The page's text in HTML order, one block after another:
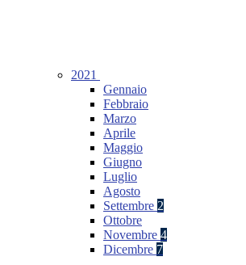
2021
Gennaio
Febbraio
Marzo
Aprile
Maggio
Giugno
Luglio
Agosto
Settembre 2
Ottobre
Novembre 4
Dicembre 7